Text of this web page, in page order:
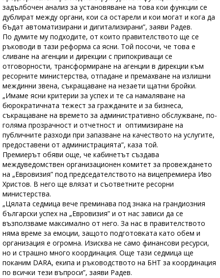
задълбочен анализ за установяване на това кои функции се
дублират между органи, кои са остарели и кои могат и кога да
бъдат автоматизирани и дигитализирани”, заяви Радев.
По думите му подходите, от които правителството ще се
ръководи в тази реформа са ясни. Той посочи, че това е
сливане на агенции и дирекции с припокриващи се
отговорности, трансформиране на агенции в дирекции към
ресорните министерства, отпадане и премахване на излишни
междинни звена, съкращаване на незаети щатни бройки.
„Имаме ясни критерии за успех и те са намаляване на
бюрократичната тежест за гражданите и за бизнеса,
съкращаване на времето за административно обслужване, по-
голяма прозрачност и отчетност и оптимизиране на
публичните разходи при запазване на качеството на услугите,
предоставени от администрацията”, каза той.
Премиерът обяви още, че кабинетът създава
междуведомствен организационен комитет за провеждането
на „Евровизия” под председателството на вицепремиера Иво
Христов. В него ще влязат и съответните ресорни
министерства.
„Цялата седмица вече преминава под знака на грандиозния
български успех на „Евровизия” и от нас зависи да се
възползваме максимално от него. За нас в правителството
няма време за емоции, защото подготовката като обем и
организация е огромна. Изисква не само финансови ресурси,
но и страшно много координация. Още тази седмица ще
поканим DARA, екипа и ръководството на БНТ за координация
по всички тези въпроси”, заяви Радев.